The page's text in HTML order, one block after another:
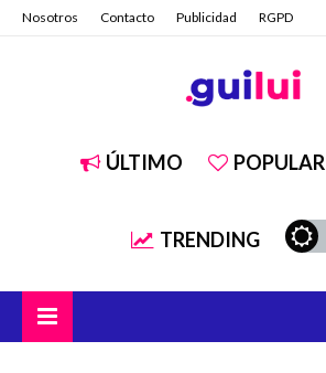
Nosotros Contacto Publicidad RGPD
ÚLTIMO POPULAR
TRENDING